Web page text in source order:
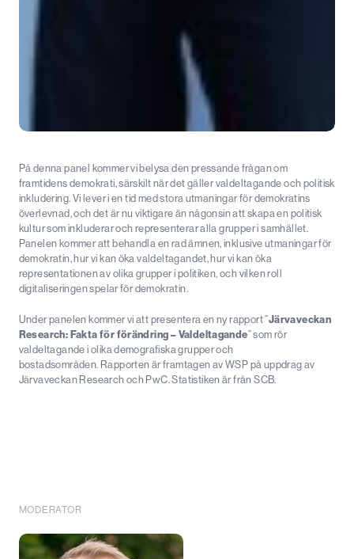
På denna panel kommer vi belysa den pressande frågan om
framtidens demokrati, särskilt när det gäller valdeltagande och politisk
inkludering. Vi lever i en tid med stora utmaningar för demokratins
överlevnad, och det är nu viktigare än någonsin att skapa en politisk
kultur som inkluderar och representerar alla grupper i samhället.
Panelen kommer att behandla en rad ämnen, inklusive utmaningar för
demokratin, hur vi kan öka valdeltagandet, hur vi kan öka
representationen av olika grupper i politiken, och vilken roll
digitaliseringen spelar för demokratin.
Under panelen kommer vi att presentera en ny rapport ”Järvaveckan
Research: Fakta för förändring – Valdeltagande” som rör
valdeltagande i olika demografiska grupper och
bostadsområden. Rapporten är framtagen av WSP på uppdrag av
Järvaveckan Research och PwC. Statistiken är från SCB.
MODERATOR